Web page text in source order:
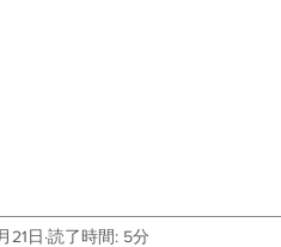
21日 読了時間: 5分